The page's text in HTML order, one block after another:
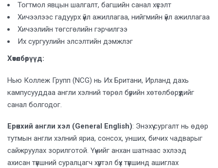
Тогтмол явцын шалгалт, багшийн санал хүсэлт
Хичээлээс гадуурх үйл ажиллагаа, нийгмийн үйл ажиллагаа
Хичээлийн төгсгөлийн гэрчилгээ
Их сургуулийн элсэлтийн дэмжлэг
Хөтөлбөрүүд:
Нью Коллеж Групп (NCG) нь Их Британи, Ирланд дахь
кампусууддаа англи хэлний төрөл бүрийн хөтөлбөрүүдийг
санал болгодог.
Ерөнхий англи хэл (General English): Энэхүү сургалт нь өдөр
тутмын англи хэлний яриа, сонсох, унших, бичих чадварыг
сайжруулах зорилготой. Үүнийг анхан шатнаас эхлээд
ахисан түвшний суралцагч хүртэл бүх түвшинд ашиглах